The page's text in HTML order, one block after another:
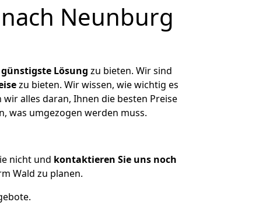
Neunburg
günstigste Lösung zu bieten. Wir sind
zu bieten. Wir wissen, wie wichtig es
alles daran, Ihnen die besten Preise
was umgezogen werden muss.
nicht und kontaktieren Sie uns noch
Wald zu planen.